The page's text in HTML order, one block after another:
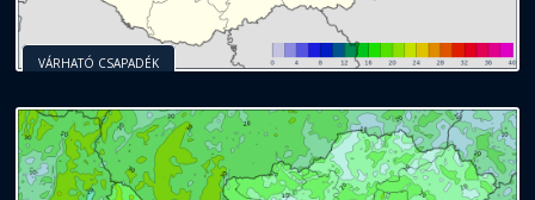
VÁRHATÓ CSAPADÉK